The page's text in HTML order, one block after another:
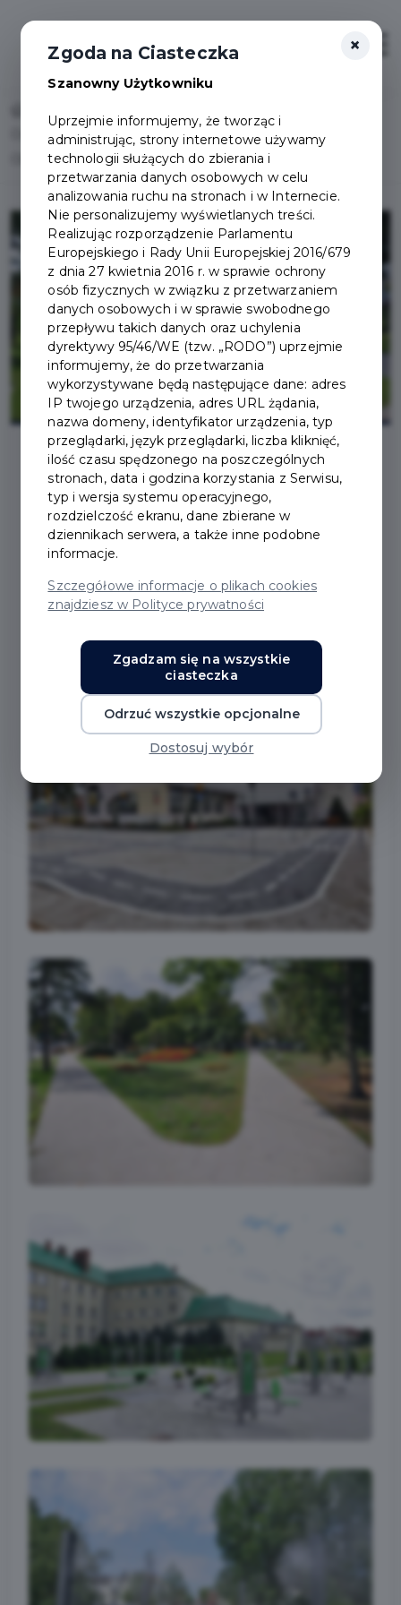
Ostatnie dni na zgłoszenie projektu do Budżetu
Obywatelskiego
2022-04-22
OSTATNIE DNI NA
ZGŁOSZENIE PROJEKTU
DO BUDŻETU
OBYWATELSKIEGO
×
Zgoda na Ciasteczka
Szanowny Użytkowniku
Uprzejmie informujemy, że tworząc i
administrując, strony internetowe używamy
technologii służących do zbierania i
przetwarzania danych osobowych w celu
analizowania ruchu na stronach i w Internecie.
Nie personalizujemy wyświetlanych treści.
Realizując rozporządzenie Parlamentu
Europejskiego i Rady Unii Europejskiej 2016/679
z dnia 27 kwietnia 2016 r. w sprawie ochrony
osób fizycznych w związku z przetwarzaniem
danych osobowych i w sprawie swobodnego
przepływu takich danych oraz uchylenia
dyrektywy 95/46/WE (tzw. „RODO”) uprzejmie
informujemy, że do przetwarzania
wykorzystywane będą następujące dane: adres
IP twojego urządzenia, adres URL żądania,
nazwa domeny, identyfikator urządzenia, typ
przeglądarki, język przeglądarki, liczba kliknięć,
ilość czasu spędzonego na poszczególnych
stronach, data i godzina korzystania z Serwisu,
typ i wersja systemu operacyjnego,
rozdzielczość ekranu, dane zbierane w
dziennikach serwera, a także inne podobne
informacje.
Szczegółowe informacje o plikach cookies
znajdziesz w Polityce prywatności
Zgadzam się na wszystkie
ciasteczka
Odrzuć wszystkie opcjonalne
Dostosuj wybór